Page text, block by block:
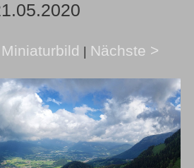
Miniaturbild | Nächste >